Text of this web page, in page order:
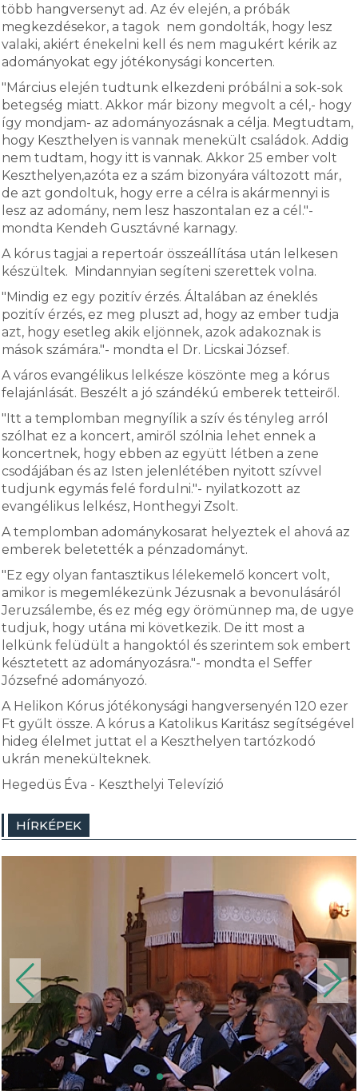
több hangversenyt ad. Az év elején, a próbák
megkezdésekor, a tagok nem gondolták, hogy lesz
valaki, akiért énekelni kell és nem magukért kérik az
adományokat egy jótékonysági koncerten.
"Március elején tudtunk elkezdeni próbálni a sok-sok
betegség miatt. Akkor már bizony megvolt a cél,- hogy
így mondjam- az adományozásnak a célja. Megtudtam,
hogy Keszthelyen is vannak menekült családok. Addig
nem tudtam, hogy itt is vannak. Akkor 25 ember volt
Keszthelyen,azóta ez a szám bizonyára változott már,
de azt gondoltuk, hogy erre a célra is akármennyi is
lesz az adomány, nem lesz haszontalan ez a cél."-
mondta Kendeh Gusztávné karnagy.
A kórus tagjai a repertoár összeállítása után lelkesen
készültek. Mindannyian segíteni szerettek volna.
"Mindig ez egy pozitív érzés. Általában az éneklés
pozitív érzés, ez meg pluszt ad, hogy az ember tudja
azt, hogy esetleg akik eljönnek, azok adakoznak is
mások számára."- mondta el Dr. Licskai József.
A város evangélikus lelkésze köszönte meg a kórus
felajánlását. Beszélt a jó szándékú emberek tetteiről.
"Itt a templomban megnyílik a szív és tényleg arról
szólhat ez a koncert, amiről szólnia lehet ennek a
koncertnek, hogy ebben az együtt létben a zene
csodájában és az Isten jelenlétében nyitott szívvel
tudjunk egymás felé fordulni."- nyilatkozott az
evangélikus lelkész, Honthegyi Zsolt.
A templomban adománykosarat helyeztek el ahová az
emberek beletették a pénzadományt.
"Ez egy olyan fantasztikus lélekemelő koncert volt,
amikor is megemlékezünk Jézusnak a bevonulásáról
Jeruzsálembe, és ez még egy örömünnep ma, de ugye
tudjuk, hogy utána mi következik. De itt most a
lelkünk felüdült a hangoktól és szerintem sok embert
késztetett az adományozásra."- mondta el Seffer
Józsefné adományozó.
A Helikon Kórus jótékonysági hangversenyén 120 ezer
Ft gyűlt össze. A kórus a Katolikus Karitász segítségével
hideg élelmet juttat el a Keszthelyen tartózkodó
ukrán menekülteknek.
Hegedüs Éva - Keszthelyi Televízió
HÍRKÉPEK